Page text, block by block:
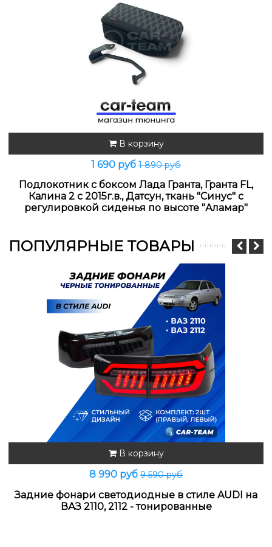
В корзину
1 690 руб 1 890 руб
Подлокотник с боксом Лада Гранта, Гранта FL,
Калина 2 с 2015г.в., Датсун, ткань "Синус" с
регулировкой сиденья по высоте "Аламар"
ПОПУЛЯРНЫЕ ТОВАРЫ
В корзину
8 990 руб 9 590 руб
Задние фонари светодиодные в стиле AUDI на
ВАЗ 2110, 2112 - тонированные